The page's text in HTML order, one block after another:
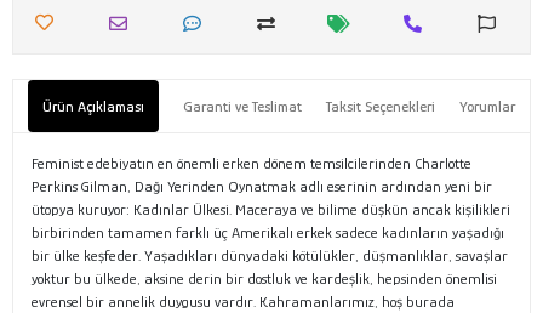
Ürün Açıklaması Garanti ve Teslimat Taksit Seçenekleri Yorumlar
Feminist edebiyatın en önemli erken dönem temsilcilerinden Charlotte
Perkins Gilman, Dağı Yerinden Oynatmak adlı eserinin ardından yeni bir
ütopya kuruyor: Kadınlar Ülkesi. Maceraya ve bilime düşkün ancak kişilikleri
birbirinden tamamen farklı üç Amerikalı erkek sadece kadınların yaşadığı
bir ülke keşfeder. Yaşadıkları dünyadaki kötülükler, düşmanlıklar, savaşlar
yoktur bu ülkede, aksine derin bir dostluk ve kardeşlik, hepsinden önemlisi
evrensel bir annelik duygusu vardır. Kahramanlarımız, hoş burada